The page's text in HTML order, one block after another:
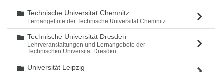
Ordner
Technische Universität Chemnitz
Lernangebote der Technische Universität Chemnitz
Ordner
Technische Universität Dresden
Lehrveranstaltungen und Lernangebote der
Technischen Universität Dresden
Ordner
Universität Leipzig